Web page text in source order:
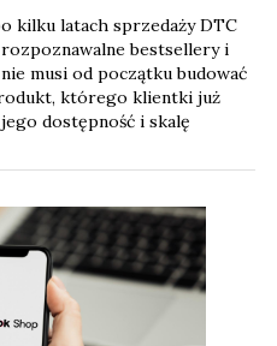
kilku latach sprzedaży DTC
bestsellery i
musi od początku budować
którego klientki już
dostępność i skalę